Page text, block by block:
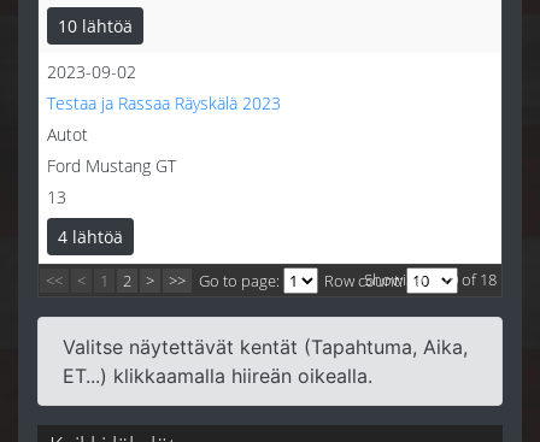
10 lähtöä
2023-09-02
Testaa ja Rassaa Räyskälä 2023
Autot
Ford Mustang GT
13
4 lähtöä
<< < 1 2 > >> Go to page: Row count:Showing 1-10 of 18
Valitse näytettävät kentät (Tapahtuma, Aika,
ET...) klikkaamalla hiireän oikealla.